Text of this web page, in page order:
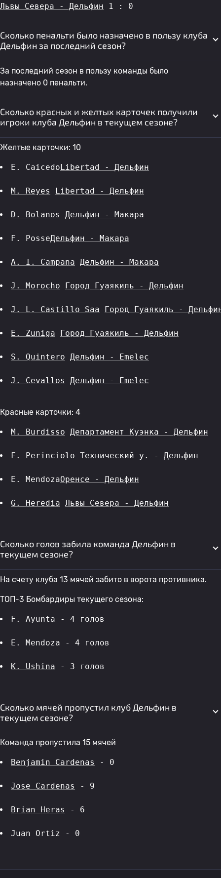
Львы Севера - Дельфин 1 : 0
Сколько пенальти было назначено в пользу клуба
Дельфин за последний сезон?
За последний сезон в пользу команды было
назначено 0 пенальти.
Сколько красных и желтых карточек получили
игроки клуба Дельфин в текущем сезоне?
Желтые карточки: 10
E. CaicedoLibertad - Дельфин
M. Reyes Libertad - Дельфин
D. Bolanos Дельфин - Макара
F. PosseДельфин - Макара
A. I. Campana Дельфин - Макара
J. Morocho Город Гуаякиль - Дельфин
J. L. Castillo Saa Город Гуаякиль -
E. Zuniga Город Гуаякиль - Дельфин
S. Quintero Дельфин - Emelec
J. Cevallos Дельфин - Emelec
Красные карточки: 4
M. Burdisso Департамент Куэнка - Дельфин
F. Perinciolo Технический у. - Дельфин
E. MendozaОренсе - Дельфин
G. Heredia Львы Севера - Дельфин
Сколько голов забила команда Дельфин в
текущем сезоне?
На счету клуба 13 мячей забито в ворота противника.
ТОП-3 Бомбардиры текущего сезона:
F. Ayunta - 4 голов
E. Mendoza - 4 голов
K. Ushina - 3 голов
Сколько мячей пропустил клуб Дельфин в
текущем сезоне?
Команда пропустила 15 мячей
Benjamin Cardenas - 0
Jose Cardenas - 9
Brian Heras - 6
Juan Ortiz - 0